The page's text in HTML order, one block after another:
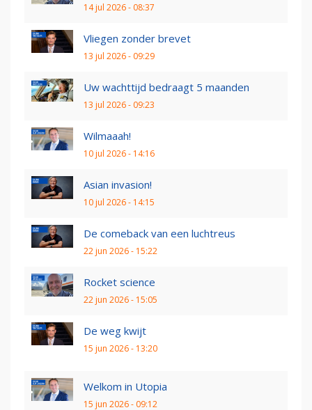
14 jul 2026 - 08:37
Vliegen zonder brevet
13 jul 2026 - 09:29
Uw wachttijd bedraagt 5 maanden
13 jul 2026 - 09:23
Wilmaaah!
10 jul 2026 - 14:16
Asian invasion!
10 jul 2026 - 14:15
De comeback van een luchtreus
22 jun 2026 - 15:22
Rocket science
22 jun 2026 - 15:05
De weg kwijt
15 jun 2026 - 13:20
Welkom in Utopia
15 jun 2026 - 09:12